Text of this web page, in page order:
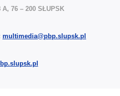
A, 76 – 200 SŁUPSK
multimedia@pbp.slupsk.pl